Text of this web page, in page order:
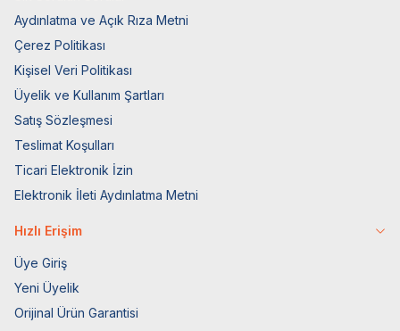
Aydınlatma ve Açık Rıza Metni
Çerez Politikası
Kişisel Veri Politikası
Üyelik ve Kullanım Şartları
Satış Sözleşmesi
Teslimat Koşulları
Ticari Elektronik İzin
Elektronik İleti Aydınlatma Metni
Hızlı Erişim
Üye Giriş
Yeni Üyelik
Orijinal Ürün Garantisi